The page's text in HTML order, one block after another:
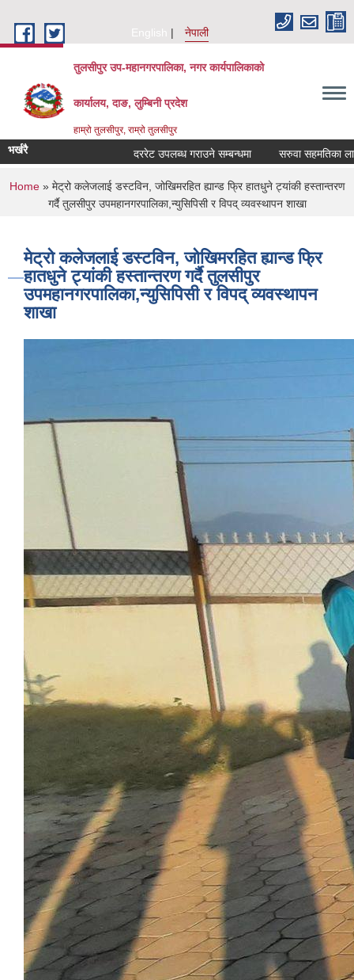
English
नेपाली
तुलसीपुर उप-महानगरपालिका, नगर कार्यपालिकाको
कार्यालय, दाङ, लुम्बिनी प्रदेश
हाम्रो तुलसीपुर, राम्रो तुलसीपुर
भर्खरै दररेट उपलब्ध गराउने सम्बन्धमा सरुवा सहमतिका लागि
You are here
Home» मेट्रो कलेजलाई डस्टविन, जोखिमरहित ह्यान्ड फ्रि हातधुने ट्यांकी हस्तान्तरण
गर्दै तुलसीपुर उपमहानगरपालिका,न्युसिपिसी र विपद् व्यवस्थापन शाखा
मेट्रो कलेजलाई डस्टविन, जोखिमरहित ह्यान्ड फ्रि
हातधुने ट्यांकी हस्तान्तरण गर्दै तुलसीपुर
उपमहानगरपालिका,न्युसिपिसी र विपद् व्यवस्थापन
शाखा